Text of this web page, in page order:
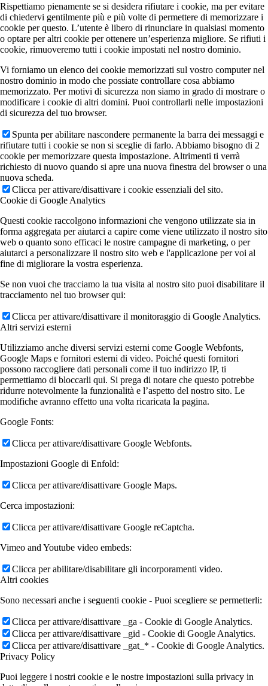
Rispettiamo pienamente se si desidera rifiutare i cookie, ma per evitare
di chiedervi gentilmente più e più volte di permettere di memorizzare i
cookie per questo. L’utente è libero di rinunciare in qualsiasi momento
o optare per altri cookie per ottenere un’esperienza migliore. Se rifiuti i
cookie, rimuoveremo tutti i cookie impostati nel nostro dominio.
Vi forniamo un elenco dei cookie memorizzati sul vostro computer nel
nostro dominio in modo che possiate controllare cosa abbiamo
memorizzato. Per motivi di sicurezza non siamo in grado di mostrare o
modificare i cookie di altri domini. Puoi controllarli nelle impostazioni
di sicurezza del tuo browser.
Spunta per abilitare nascondere permanente la barra dei messaggi e
rifiutare tutti i cookie se non si sceglie di farlo. Abbiamo bisogno di 2
cookie per memorizzare questa impostazione. Altrimenti ti verrà
richiesto di nuovo quando si apre una nuova finestra del browser o una
nuova scheda.
Clicca per attivare/disattivare i cookie essenziali del sito.
Cookie di Google Analytics
Questi cookie raccolgono informazioni che vengono utilizzate sia in
forma aggregata per aiutarci a capire come viene utilizzato il nostro sito
web o quanto sono efficaci le nostre campagne di marketing, o per
aiutarci a personalizzare il nostro sito web e l'applicazione per voi al
fine di migliorare la vostra esperienza.
Se non vuoi che tracciamo la tua visita al nostro sito puoi disabilitare il
tracciamento nel tuo browser qui:
Clicca per attivare/disattivare il monitoraggio di Google Analytics.
Altri servizi esterni
Utilizziamo anche diversi servizi esterni come Google Webfonts,
Google Maps e fornitori esterni di video. Poiché questi fornitori
possono raccogliere dati personali come il tuo indirizzo IP, ti
permettiamo di bloccarli qui. Si prega di notare che questo potrebbe
ridurre notevolmente la funzionalità e l’aspetto del nostro sito. Le
modifiche avranno effetto una volta ricaricata la pagina.
Google Fonts:
Clicca per attivare/disattivare Google Webfonts.
Impostazioni Google di Enfold:
Clicca per attivare/disattivare Google Maps.
Cerca impostazioni:
Clicca per attivare/disattivare Google reCaptcha.
Vimeo and Youtube video embeds:
Clicca per abilitare/disabilitare gli incorporamenti video.
Altri cookies
Sono necessari anche i seguenti cookie - Puoi scegliere se permetterli:
Clicca per attivare/disattivare _ga - Cookie di Google Analytics.
Clicca per attivare/disattivare _gid - Cookie di Google Analytics.
Clicca per attivare/disattivare _gat_* - Cookie di Google Analytics.
Privacy Policy
Puoi leggere i nostri cookie e le nostre impostazioni sulla privacy in